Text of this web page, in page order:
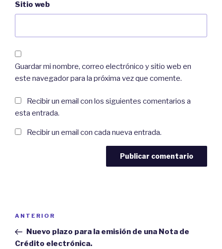
Sitio web
Guardar mi nombre, correo electrónico y sitio web en
este navegador para la próxima vez que comente.
Recibir un email con los siguientes comentarios a
esta entrada.
Recibir un email con cada nueva entrada.
entradas
Previous
Post
ANTERIOR
Nuevo plazo para la emisión de una Nota de
Crédito electrónica.